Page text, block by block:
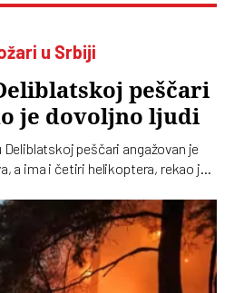
u Srbiji
peščari
je dovoljno ljudi
Deliblatskoj peščari angažovan je
a ima i četiri helikoptera, rekao je
zahvaćeno oko hiljadu i po i više
i niskog rastinja